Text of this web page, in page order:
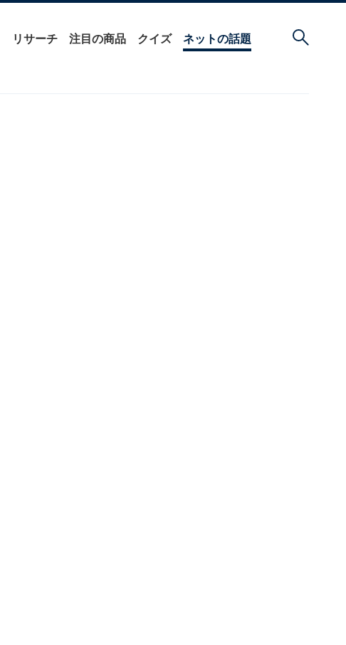
リサーチ 注目の商品 クイズ ネットの話題